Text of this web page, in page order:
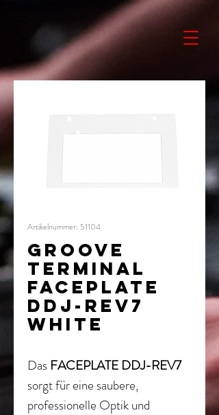
Artikelnummer: 51104
GROOVE
TERMINAL
FACEPLATE
DDJ-REV7
white
Das FACEPLATE DDJ-REV7
sorgt für eine saubere,
professionelle Optik und